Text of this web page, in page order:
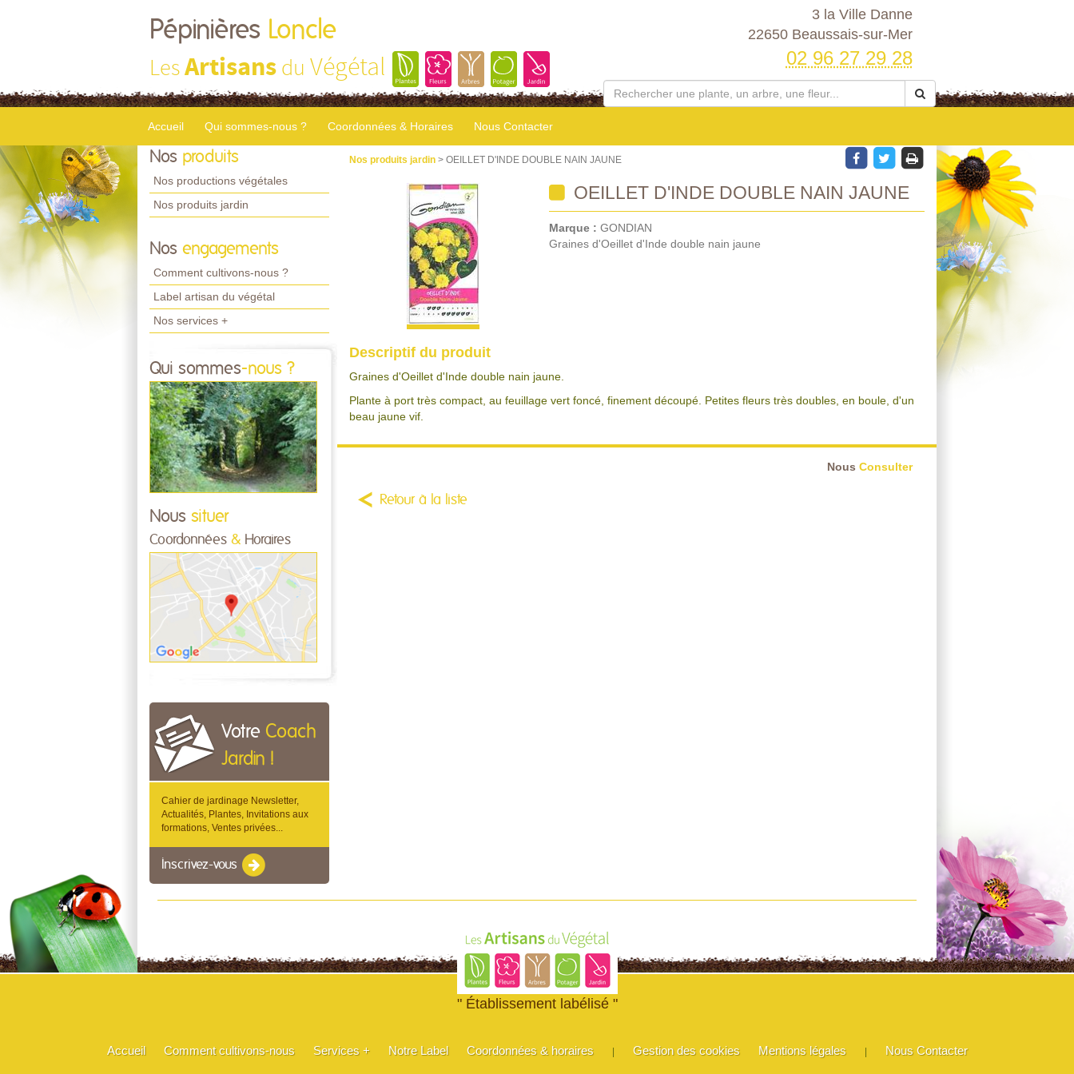
Pépinières Loncle
LesArtisans du Végétal
3 la Ville Danne
22650 Beaussais-sur-Mer
02 96 27 29 28
Accueil Qui sommes-nous ? Coordonnées & Horaires Nous Contacter
Nos produits
Nos productions végétales
Nos produits jardin
Nos engagements
Comment cultivons-nous ?
Label artisan du végétal
Nos services +
Qui sommes-nous ?
Nous situer
Coordonnées & Horaires
Votre Coach
Jardin !
Cahier de jardinage Newsletter,
Actualités, Plantes, Invitations aux
formations, Ventes privées...
Inscrivez-vous
Nos produits jardin > OEILLET D'INDE DOUBLE NAIN JAUNE
OEILLET D'INDE DOUBLE NAIN JAUNE
Marque : GONDIAN
Graines d'Oeillet d'Inde double nain jaune
Descriptif du produit
Graines d'Oeillet d'Inde double nain jaune.
Plante à port très compact, au feuillage vert foncé, finement découpé. Petites fleurs très doubles, en boule, d'un
beau jaune vif.
Nous Consulter
Retour à la liste
" Établissement labélisé "
Accueil Comment cultivons-nous Services + Notre Label Coordonnées & horaires | Gestion des cookies Mentions légales | Nous Contacter